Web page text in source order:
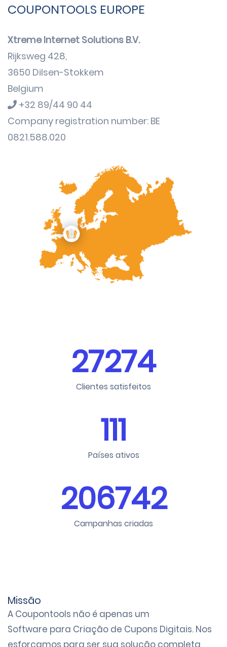
COUPONTOOLS EUROPE
Xtreme Internet Solutions B.V.
Rijksweg 428,
3650 Dilsen-Stokkem
Belgium
+32 89/44 90 44
Company registration number: BE
0821.588.020
27274
Clientes satisfeitos
111
Países ativos
206742
Campanhas criadas
Missão
A Coupontools não é apenas um
Software para Criação de Cupons Digitais. Nos
esforçamos para ser sua solução completa,